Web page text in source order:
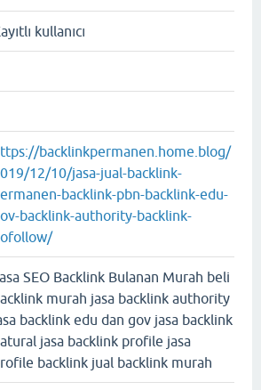
kullanıcı
backlinkpermanen.home.blog/
12/10/jasa-jual-backlink-
backlink-pbn-backlink-edu-
backlink-authority-backlink-
SEO Backlink Bulanan Murah beli
murah jasa backlink authority
backlink edu dan gov jasa backlink
jasa backlink profile jasa
backlink jual backlink murah